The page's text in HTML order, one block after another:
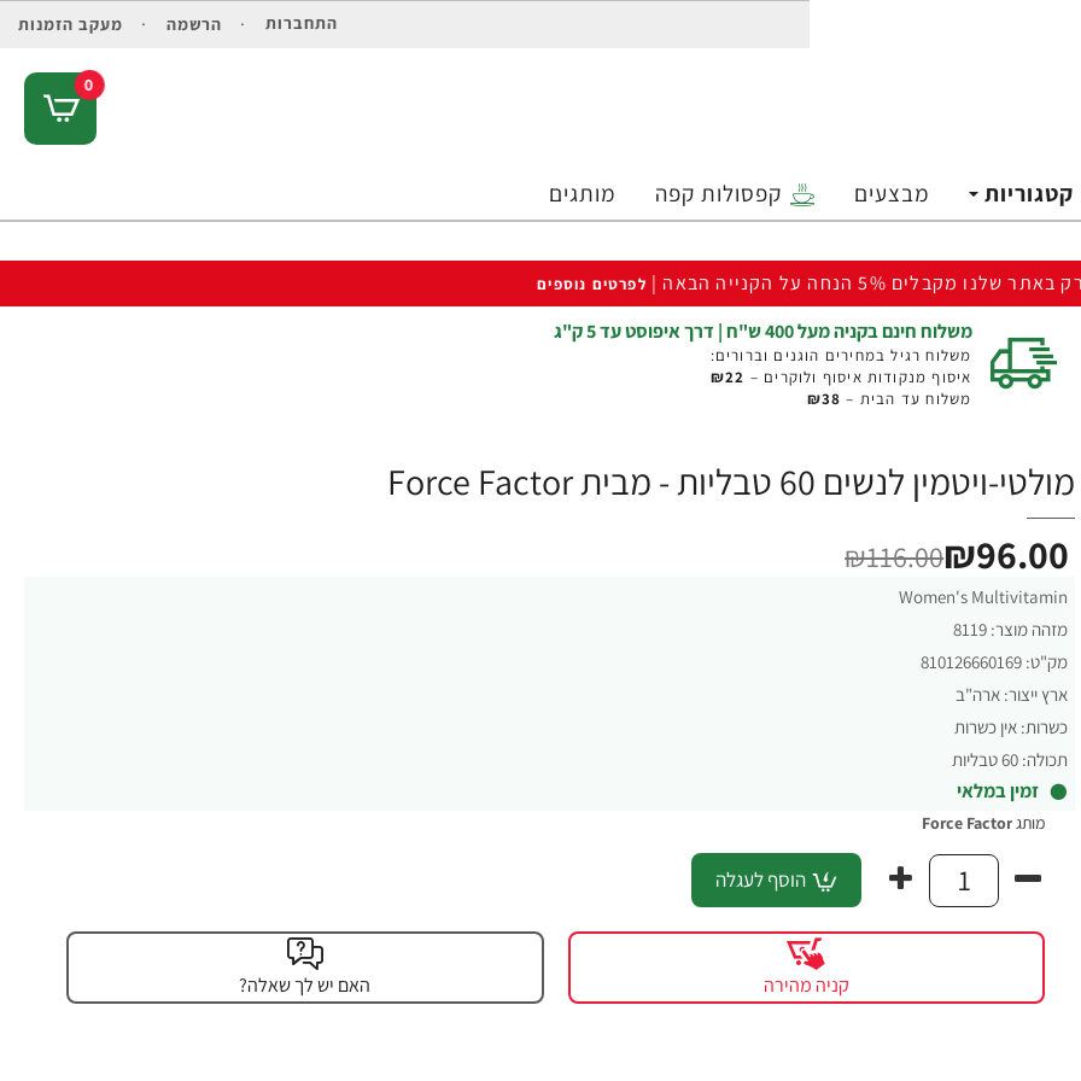
התחברות הרשמה מעקב הזמנות
0
קטגוריות מבצעים קפסולות קפה מותגים
באתר שלנו מקבלים 5% הנחה על הקנייה הבאה | לפרטים נוספים
משלוח חינם בקניה מעל 400 ש"ח | דרך איפוסט עד 5 ק"ג
משלוח רגיל במחירים הוגנים וברורים:
איסוף מנקודות איסוף ולוקרים – ₪22
משלוח עד הבית – ₪38
מולטי-ויטמין לנשים 60 טבליות - מבית Force Factor
Women's Multivitamin
מזהה מוצר: 8119
מק"ט: 810126660169
ארץ ייצור: ארה"ב
כשרות: אין כשרות
תכולה: 60 טבליות
זמין במלאי
₪96.00
₪116.00
מותגForce Factor‏
הוסף לעגלה
קניה מהירה האם יש לך שאלה?